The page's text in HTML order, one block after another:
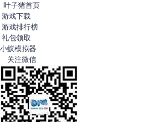
叶子猪首页
游戏下载
游戏排行榜
礼包领取
小蚁模拟器
关注微信